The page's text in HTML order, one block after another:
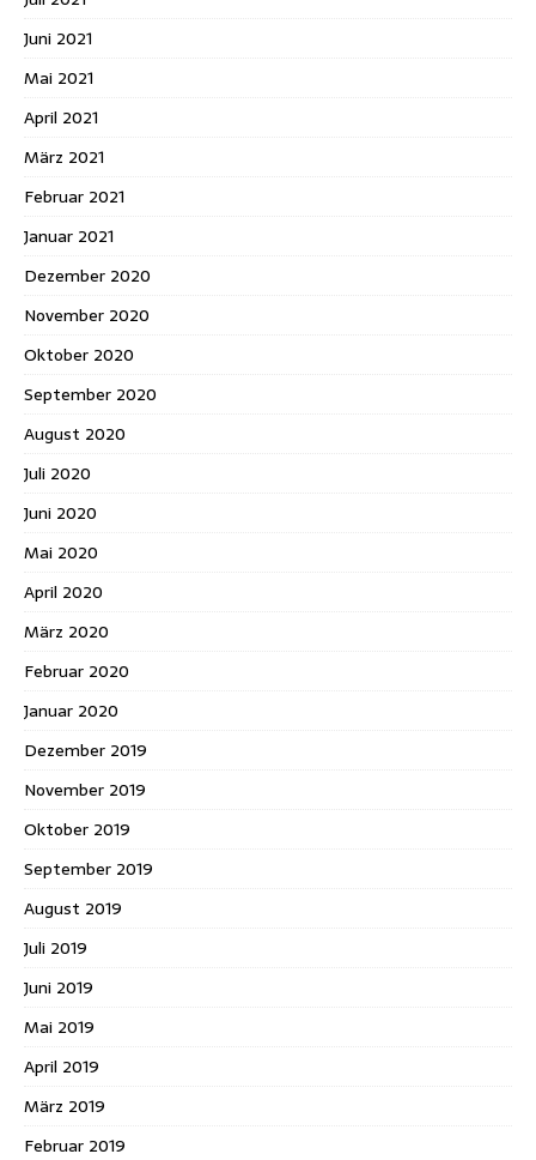
Juni 2021
Mai 2021
April 2021
März 2021
Februar 2021
Januar 2021
Dezember 2020
November 2020
Oktober 2020
September 2020
August 2020
Juli 2020
Juni 2020
Mai 2020
April 2020
März 2020
Februar 2020
Januar 2020
Dezember 2019
November 2019
Oktober 2019
September 2019
August 2019
Juli 2019
Juni 2019
Mai 2019
April 2019
März 2019
Februar 2019